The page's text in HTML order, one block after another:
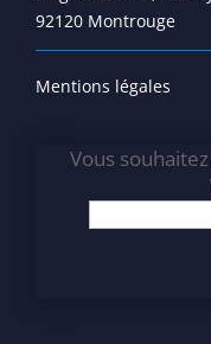
92120 Montrouge
Mentions légales
Vous